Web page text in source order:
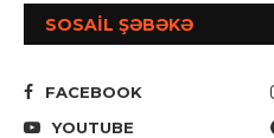
SOSAİL ŞƏBƏKƏ
FACEBOOK
YOUTUBE